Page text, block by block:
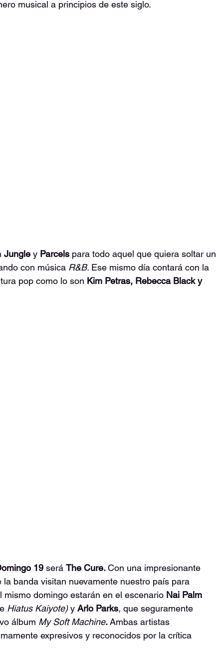
musical a principios de este siglo.
Jungle y Parcels para todo aquel que quiera soltar un
con música R&B. Ese mismo día contará con la
pop como lo son Kim Petras, Rebecca Black y
19 será The Cure. Con una impresionante
banda visitan nuevamente nuestro país para
domingo estarán en el escenario Nai Palm
Hiatus Kaiyote) y Arlo Parks, que seguramente
álbum My Soft Machine. Ambas artistas
expresivos y reconocidos por la crítica